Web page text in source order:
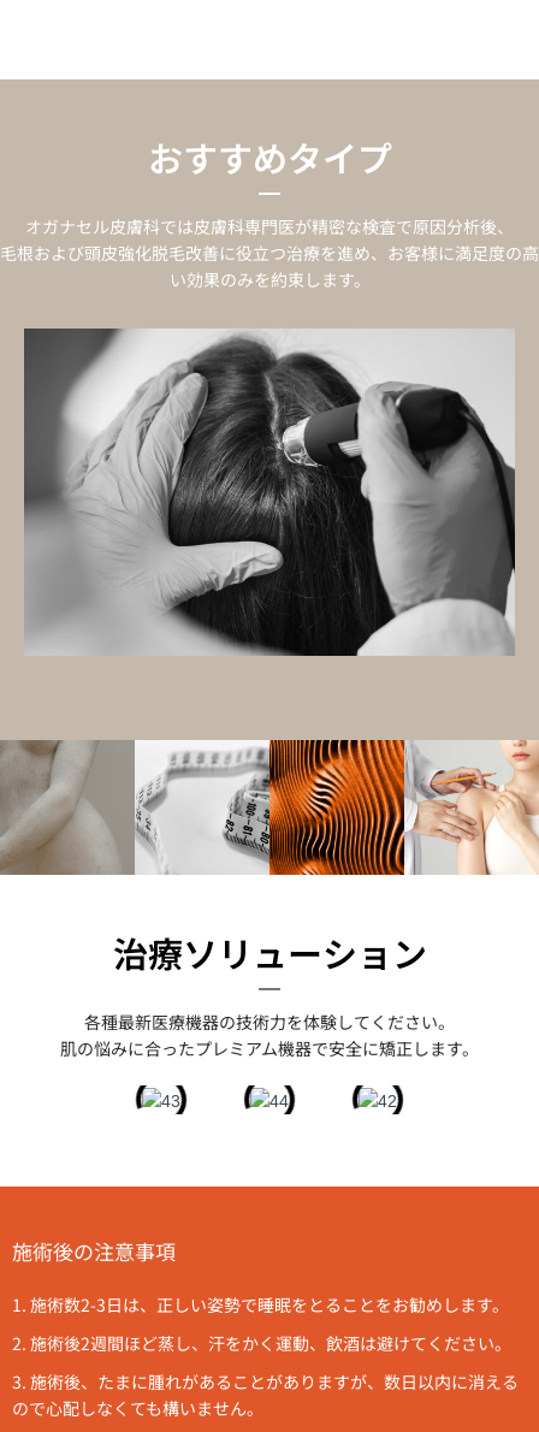
おすすめタイプ
オガナセル皮膚科では皮膚科専門医が精密な検査で原因分析後、
毛根および頭皮強化脱毛改善に役立つ治療を進め、お客様に満足度の高
い効果のみを約束します。
治療ソリューション
各種最新医療機器の技術力を体験してください。
肌の悩みに合ったプレミアム機器で安全に矯正します。
施術後の注意事項
1. 施術数2-3日は、正しい姿勢で睡眠をとることをお勧めします。
2. 施術後2週間ほど蒸し、汗をかく運動、飲酒は避けてください。
3. 施術後、たまに腫れがあることがありますが、数日以内に消える
ので心配しなくても構いません。